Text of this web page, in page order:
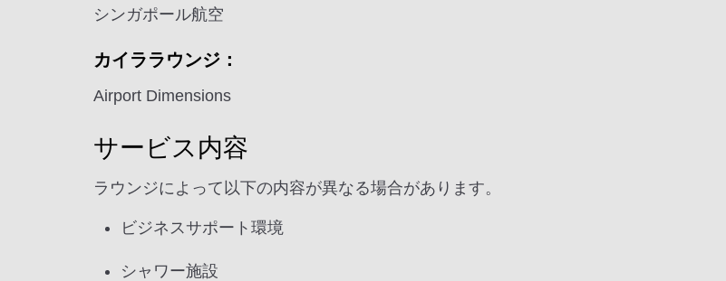
シンガポール航空
カイララウンジ：
Airport Dimensions
サービス内容
ラウンジによって以下の内容が異なる場合があります。
ビジネスサポート環境
シャワー施設